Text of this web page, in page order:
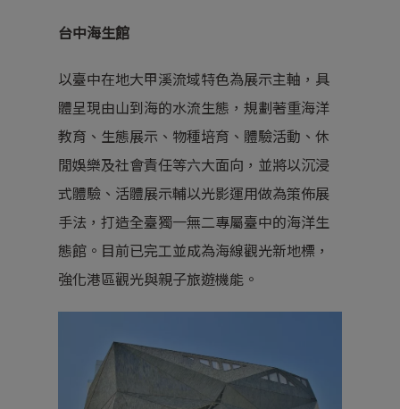
台中海生館
以臺中在地大甲溪流域特色為展示主軸，具
體呈現由山到海的水流生態，規劃著重海洋
教育、生態展示、物種培育、體驗活動、休
閒娛樂及社會責任等六大面向，並將以沉浸
式體驗、活體展示輔以光影運用做為策佈展
手法，打造全臺獨一無二專屬臺中的海洋生
態館。目前已完工並成為海線觀光新地標，
強化港區觀光與親子旅遊機能。